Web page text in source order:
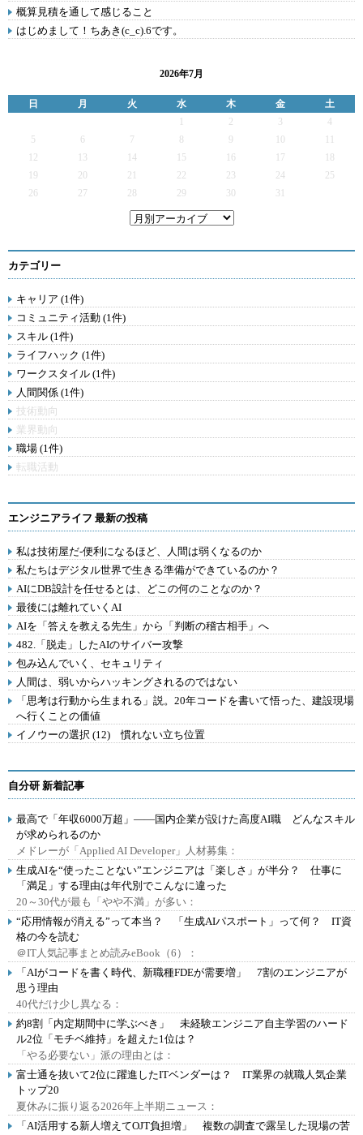
概算見積を通して感じること
はじめまして！ちあき(c_c).6です。
2026年7月
日 月 火 水 木 金
土
2 3
4
5
6 7 9
12
13 14 15 16 17
19
20 21 22 23 24
25
26
27 28 29 30 31
カテゴリー
キャリア (1件)
コミュニティ活動 (1件)
スキル (1件)
ライフハック (1件)
ワークスタイル (1件)
人間関係 (1件)
技術動向
業界動向
職場 (1件)
転職活動
エンジニアライフ 最新の投稿
私は技術屋だ-便利になるほど、人間は弱くなるのか
私たちはデジタル世界で生きる準備ができているのか？
AIにDB設計を任せるとは、どこの何のことなのか？
最後には離れていくAI
AIを「答えを教える先生」から「判断の稽古相手」へ
482.「脱走」したAIのサイバー攻撃
包み込んでいく、セキュリティ
人間は、弱いからハッキングされるのではない
「思考は行動から生まれる」説。20年コードを書いて悟った、建設現場
へ行くことの価値
イノウーの選択 (12) 慣れない立ち位置
自分研 新着記事
最高で「年収6000万超」――国内企業が設けた高度AI職 どんなスキル
が求められるのか
メドレーが「Applied AI Developer」人材募集：
生成AIを“使ったことない”エンジニアは「楽しさ」が半分？ 仕事に
「満足」する理由は年代別でこんなに違った
20～30代が最も「やや不満」が多い：
“応用情報が消える”って本当？ 「生成AIパスポート」って何？ IT資
格の今を読む
＠IT人気記事まとめ読みeBook（6）：
「AIがコードを書く時代、新職種FDEが需要増」 7割のエンジニアが
思う理由
40代だけ少し異なる：
約8割「内定期間中に学ぶべき」 未経験エンジニア自主学習のハード
ル2位「モチベ維持」を超えた1位は？
「やる必要ない」派の理由とは：
富士通を抜いて2位に躍進したITベンダーは？ IT業界の就職人気企業
トップ20
夏休みに振り返る2026年上半期ニュース：
「AI活用する新人増えてOJT負担増」 複数の調査で露呈した現場の苦